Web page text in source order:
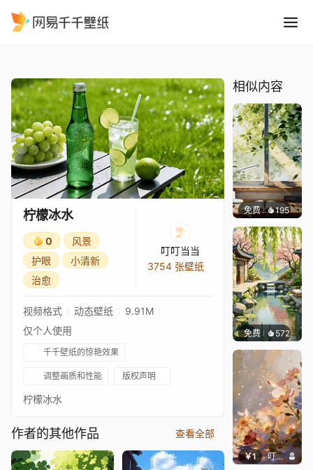
柠檬冰水
0
风景
护眼
小清新
治愈
叮叮当当
3754 张壁纸
视频格式 动态壁纸
9.91M
仅个人使用
千千壁纸的惊艳效果
调整画质和性能 版权声明
柠檬冰水
作者的其他作品 查看全部
相似内容
免费 195渔小小
免费 572渔小小
￥1 叮叮当当